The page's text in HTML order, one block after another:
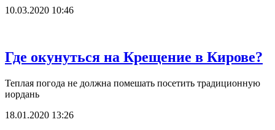
10.03.2020 10:46
Где окунуться на Крещение в Кирове?
Теплая погода не должна помешать посетить традиционную
иордань
18.01.2020 13:26